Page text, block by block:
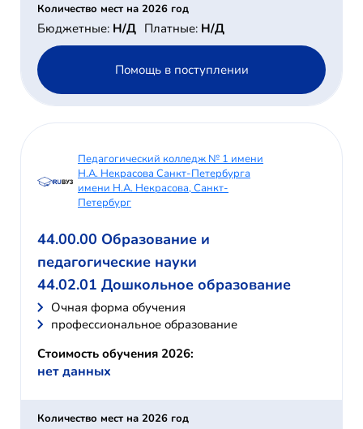
Количество мест на 2026 год
Бюджетные: Н/Д Платные: Н/Д
Помощь в поступлении
Педагогический колледж № 1 имени
Н.А. Некрасова Санкт-Петербурга
имени Н.А. Некрасова, Санкт-
Петербург
44.00.00 Образование и
педагогические науки
44.02.01 Дошкольное образование
Очная форма обучения
профессиональное образование
Стоимость обучения 2026:
нет данных
Количество мест на 2026 год